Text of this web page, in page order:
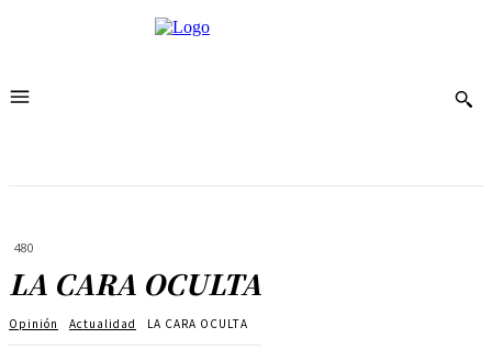
480
LA CARA OCULTA
Opinión Actualidad LA CARA OCULTA